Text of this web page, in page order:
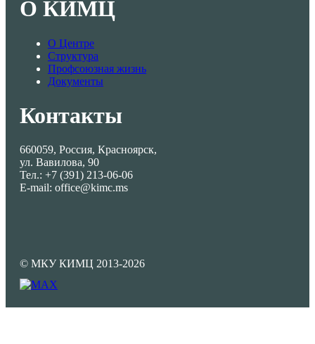
О КИМЦ
О Центре
Структура
Профсоюзная жизнь
Документы
Контакты
660059, Россия, Красноярск,
ул. Вавилова, 90
Тел.: +7 (391) 213-06-06
E-mail: office@kimc.ms
© МКУ КИМЦ 2013-2026